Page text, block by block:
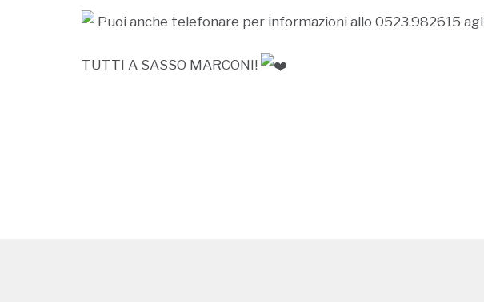
Puoi anche telefonare per informazioni allo 0523.982615
TUTTI A SASSO MARCONI!